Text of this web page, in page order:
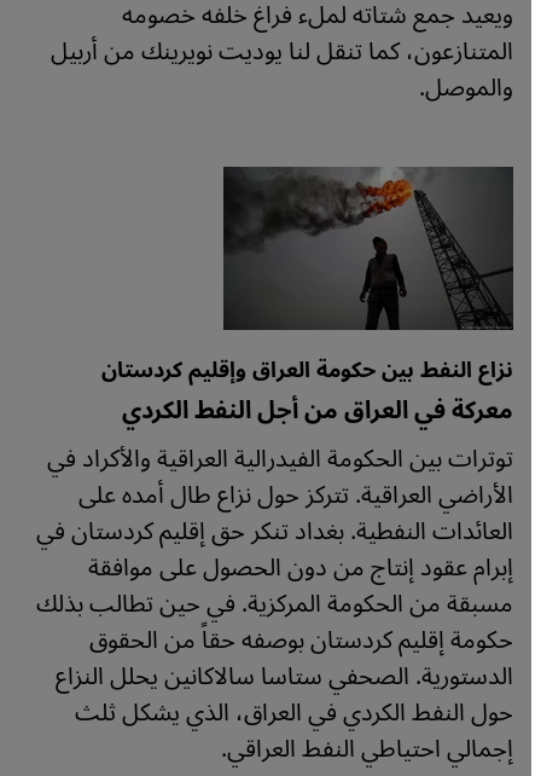
ويعيد جمع شتاته لملء فراغ خلفه خصومه
المتنازعون، كما تنقل لنا يوديت نويرينك من أربيل
والموصل.
نزاع النفط بين حكومة العراق وإقليم كردستان
معركة في العراق من أجل النفط الكردي
توترات بين الحكومة الفيدرالية العراقية والأكراد في
الأراضي العراقية. تتركز حول نزاع طال أمده على
العائدات النفطية. بغداد تنكر حق إقليم كردستان في
إبرام عقود إنتاج من دون الحصول على موافقة
مسبقة من الحكومة المركزية. في حين تطالب بذلك
حكومة إقليم كردستان بوصفه حقاً من الحقوق
الدستورية. الصحفي ستاسا سالاكانين يحلل النزاع
حول النفط الكردي في العراق، الذي يشكل ثلث
إجمالي احتياطي النفط العراقي.